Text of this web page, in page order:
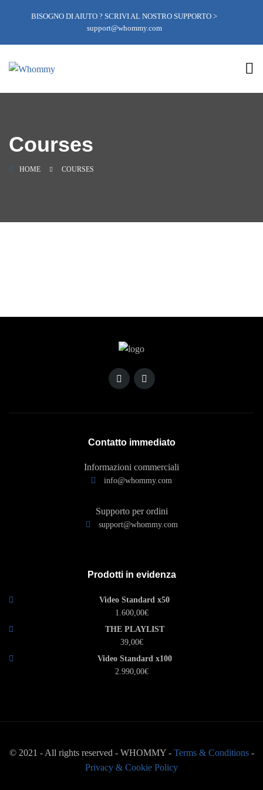
BISOGNO DI AIUTO ? SCRIVI AL NOSTRO SUPPORTO >
support@whommy.com
Courses
HOME COURSES
Contatto immediato
Informazioni commerciali
info@whommy.com
Supporto per ordini
support@whommy.com
Prodotti in evidenza
Video Standard x50
1.600,00€
THE PLAYLIST
39,00€
Video Standard x100
2.990,00€
© 2021 - All rights reserved - WHOMMY - Terms & Conditions-
Privacy & Cookie Policy